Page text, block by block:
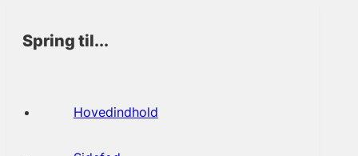
Spring til...
Hovedindhold